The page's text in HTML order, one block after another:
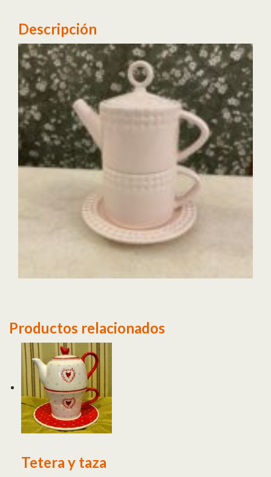
Descripción
Productos relacionados
Tetera y taza